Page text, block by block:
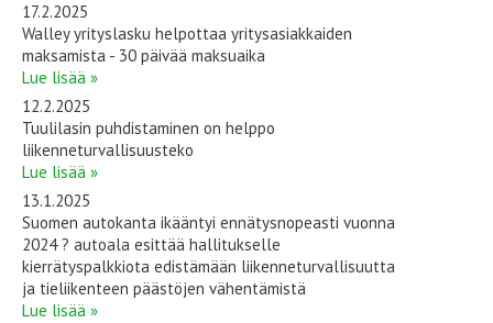
17.2.2025
Walley yrityslasku helpottaa yritysasiakkaiden
maksamista - 30 päivää maksuaika
Lue lisää »
12.2.2025
Tuulilasin puhdistaminen on helppo
liikenneturvallisuusteko
Lue lisää »
13.1.2025
Suomen autokanta ikääntyi ennätysnopeasti vuonna
2024 ? autoala esittää hallitukselle
kierrätyspalkkiota edistämään liikenneturvallisuutta
ja tieliikenteen päästöjen vähentämistä
Lue lisää »